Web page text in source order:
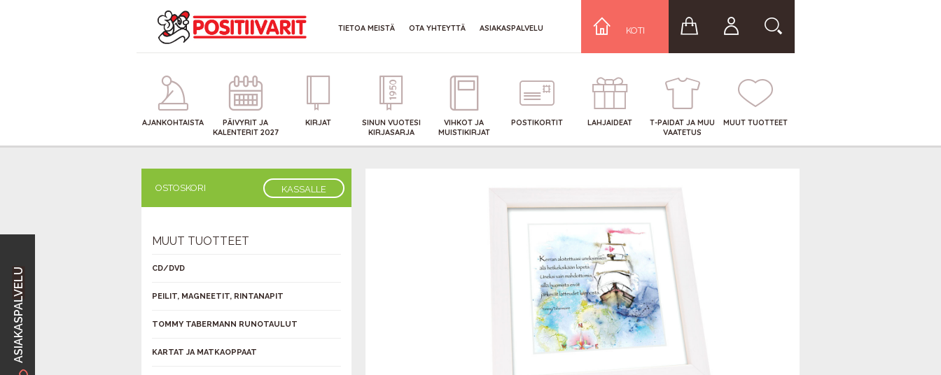
TIETOA MEISTÄ OTA YHTEYTTÄ ASIAKASPALVELU KOTI
AJANKOHTAISTA
PÄIVYRIT JA
KALENTERIT 2027
KIRJAT
SINUN VUOTESI
KIRJASARJA
VIHKOT JA
MUISTIKIRJAT
POSTIKORTIT LAHJAIDEAT
T-PAIDAT JA MUU
VAATETUS
MUUT TUOTTEET
KASSALLE
OSTOSKORI
MUUT TUOTTEET
CD/DVD
PEILIT, MAGNEETIT, RINTANAPIT
TOMMY TABERMANN RUNOTAULUT
KARTAT JA MATKAOPPAAT
ASIAKASPALVELU